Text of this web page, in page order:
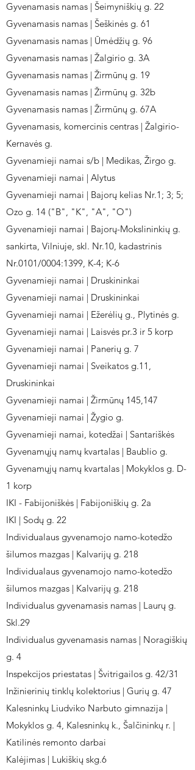
Gyvenamasis namas | Šeimyniškių g. 22
Gyvenamasis namas | Šeškinės g. 61
Gyvenamasis namas | Ūmėdžių g. 96
Gyvenamasis namas | Žalgirio g. 3A
Gyvenamasis namas | Žirmūnų g. 19
Gyvenamasis namas | Žirmūnų g. 32b
Gyvenamasis namas | Žirmūnų g. 67A
Gyvenamasis, komercinis centras | Žalgirio-
Kernavės g.
Gyvenamieji namai s/b | Medikas, Žirgo g.
Gyvenamieji namai | Alytus
Gyvenamieji namai | Bajorų kelias Nr.1; 3; 5;
Ozo g. 14 ("B", "K", "A", "O")
Gyvenamieji namai | Bajorų-Mokslininkių g.
sankirta, Vilniuje, skl. Nr.10, kadastrinis
Nr.0101/0004:1399, K-4; K-6
Gyvenamieji namai | Druskininkai
Gyvenamieji namai | Druskininkai
Gyvenamieji namai | Ežerėlių g., Plytinės g.
Gyvenamieji namai | Laisvės pr.3 ir 5 korp
Gyvenamieji namai | Panerių g. 7
Gyvenamieji namai | Sveikatos g.11,
Druskininkai
Gyvenamieji namai | Žirmūnų 145,147
Gyvenamieji namai | Žygio g.
Gyvenamieji namai, kotedžai | Santariškės
Gyvenamųjų namų kvartalas | Baublio g.
Gyvenamųjų namų kvartalas | Mokyklos g. D-
1 korp
IKI - Fabijoniškės | Fabijoniškių g. 2a
IKI | Sodų g. 22
Individualaus gyvenamojo namo-kotedžo
šilumos mazgas | Kalvarijų g. 218
Individualaus gyvenamojo namo-kotedžo
šilumos mazgas | Kalvarijų g. 218
Individualus gyvenamasis namas | Laurų g.
Skl.29
Individualus gyvenamasis namas | Noragiškių
g. 4
Inspekcijos priestatas | Švitrigailos g. 42/31
Inžinierinių tinklų kolektorius | Gurių g. 47
Kalesninkų Liudviko Narbuto gimnazija |
Mokyklos g. 4, Kalesninkų k., Šalčininkų r. |
Katilinės remonto darbai
Kalėjimas | Lukiškių skg.6